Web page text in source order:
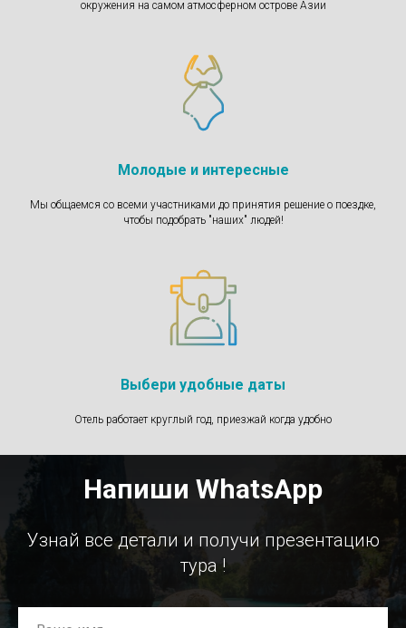
окружения на самом атмосферном острове Азии
Молодые и интересные
Мы общаемся со всеми участниками до принятия решение о поездке,
чтобы подобрать "наших" людей!
Выбери удобные даты
Отель работает круглый год, приезжай когда удобно
Напиши WhatsApp
Узнай все детали и получи презентацию
тура !